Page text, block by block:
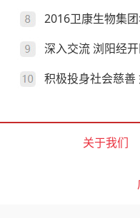
2016卫康生物集
深入交流 浏阳经
积极投身社会慈善
关于我们